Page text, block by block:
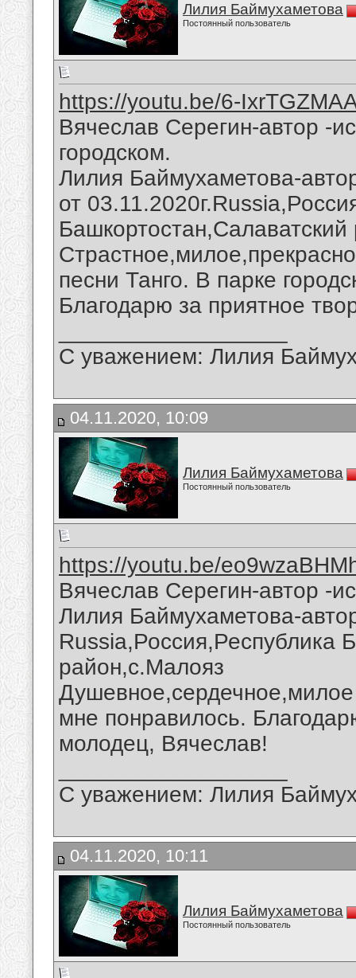
Лилия Баймухаметова
Постоянный пользователь
https://youtu.be/6-
Вячеслав Серегин-автор -
городском.
Лилия Баймухаметова-
от
песни Танго. В парке
Благодарю за приятное
С уважением: Лилия
04.11.2020, 10:09
Лилия Баймухаметова
Постоянный пользователь
https://youtu.be/
Вячеслав Серегин-автор -
Лилия Баймухаметова-
Russia,Россия,Республика
район,с.Малояз
мне понравилось.
молодец, Вячеслав!
С уважением: Лилия
04.11.2020, 10:11
Лилия Баймухаметова
Постоянный пользователь